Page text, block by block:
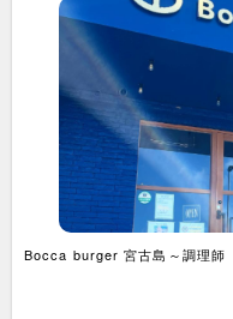
Bocca burger 宮古島～調理師